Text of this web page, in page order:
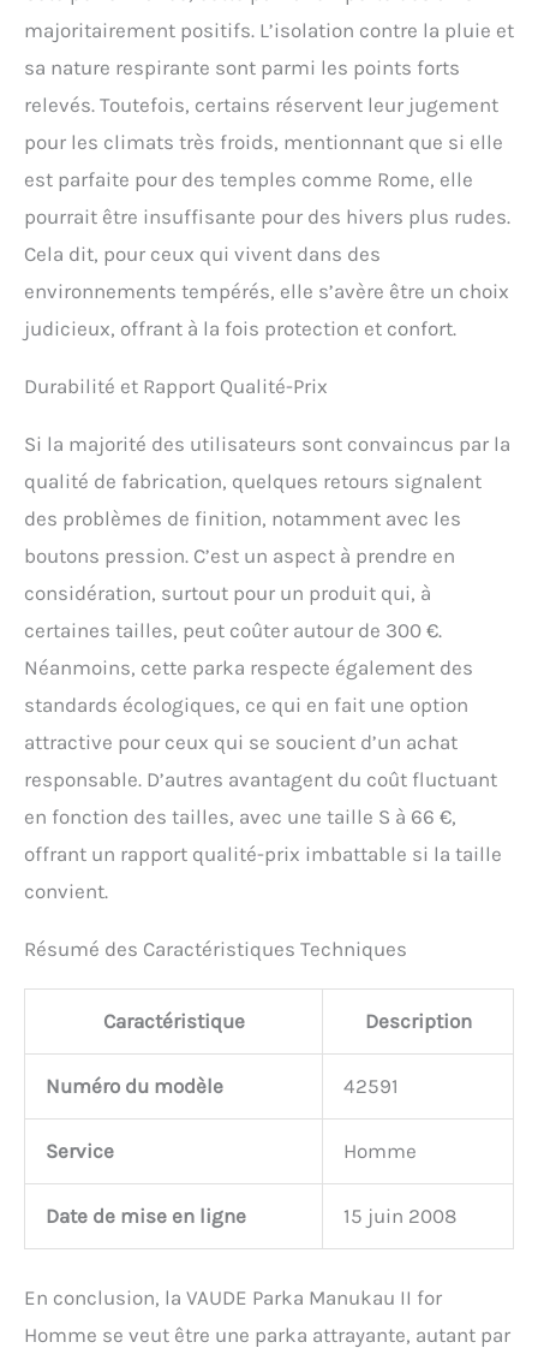
majoritairement positifs. L’isolation contre la pluie et
sa nature respirante sont parmi les points forts
relevés. Toutefois, certains réservent leur jugement
pour les climats très froids, mentionnant que si elle
est parfaite pour des temples comme Rome, elle
pourrait être insuffisante pour des hivers plus rudes.
Cela dit, pour ceux qui vivent dans des
environnements tempérés, elle s’avère être un choix
judicieux, offrant à la fois protection et confort.
Durabilité et Rapport Qualité-Prix
Si la majorité des utilisateurs sont convaincus par la
qualité de fabrication, quelques retours signalent
des problèmes de finition, notamment avec les
boutons pression. C’est un aspect à prendre en
considération, surtout pour un produit qui, à
certaines tailles, peut coûter autour de 300 €.
Néanmoins, cette parka respecte également des
standards écologiques, ce qui en fait une option
attractive pour ceux qui se soucient d’un achat
responsable. D’autres avantagent du coût fluctuant
en fonction des tailles, avec une taille S à 66 €,
offrant un rapport qualité-prix imbattable si la taille
convient.
Résumé des Caractéristiques Techniques
Caractéristique Description
Numéro du modèle 42591
Service Homme
Date de mise en ligne 15 juin 2008
En conclusion, la VAUDE Parka Manukau II for
Homme se veut être une parka attrayante, autant par